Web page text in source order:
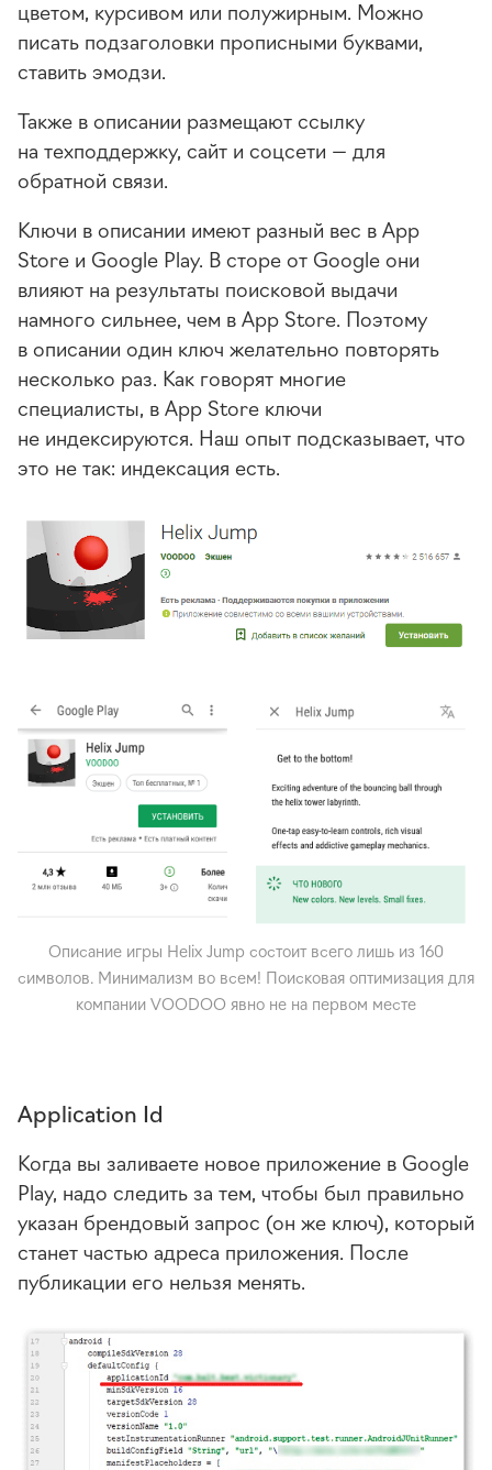
цветом, курсивом или полужирным. Можно
писать подзаголовки прописными буквами,
ставить эмодзи.
Также в описании размещают ссылку
на техподдержку, сайт и соцсети — для
обратной связи.
Ключи в описании имеют разный вес в App
Store и Google Play. В сторе от Google они
влияют на результаты поисковой выдачи
намного сильнее, чем в App Store. Поэтому
в описании один ключ желательно повторять
несколько раз. Как говорят многие
специалисты, в App Store ключи
не индексируются. Наш опыт подсказывает, что
это не так: индексация есть.
Описание игры Helix Jump состоит всего лишь из 160
символов. Минимализм во всем! Поисковая оптимизация для
компании VOODOO явно не на первом месте
Application Id
Когда вы заливаете новое приложение в Google
Play, надо следить за тем, чтобы был правильно
указан брендовый запрос (он же ключ), который
станет частью адреса приложения. После
публикации его нельзя менять.